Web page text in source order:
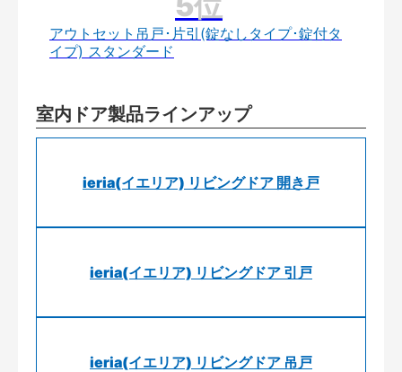
アウトセット吊戸･片引(錠なしタイプ･錠付タ
イプ) スタンダード
室内ドア製品ラインアップ
ieria(イエリア) リビングドア 開き戸
ieria(イエリア) リビングドア 引戸
ieria(イエリア) リビングドア 吊戸